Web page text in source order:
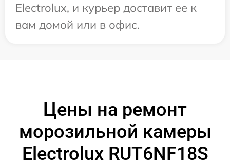
Electrolux, и курьер доставит ее к
вам домой или в офис.
Цены на ремонт
морозильной камеры
Electrolux RUT6NF18S